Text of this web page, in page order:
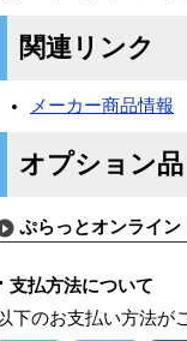
関連リンク
メーカー商品情報
オプション
ぷらっとオンライ
支払方法について
下のお支払い方法が